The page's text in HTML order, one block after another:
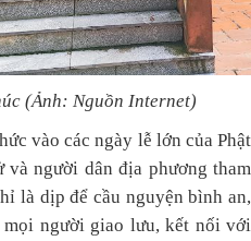
(Ảnh: Nguồn Internet)
vào các ngày lễ lớn của Phật
và người dân địa phương tham
là dịp để cầu nguyện bình an,
người giao lưu, kết nối với